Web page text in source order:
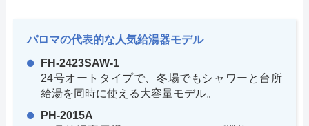
パロマの代表的な人気給湯器モデル
FH-2423SAW-1
24号オートタイプで、冬場でもシャワーと台所
給湯を同時に使える大容量モデル。
PH-2015A